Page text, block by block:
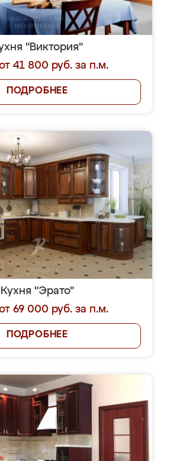
"Виктория"
41 800 руб. за п.м.
ПОДРОБНЕЕ
Кухня "Эрато"
69 000 руб. за п.м.
ПОДРОБНЕЕ